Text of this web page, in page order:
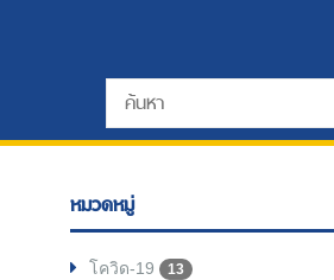
หมวดหมู่
โควิด-19 13